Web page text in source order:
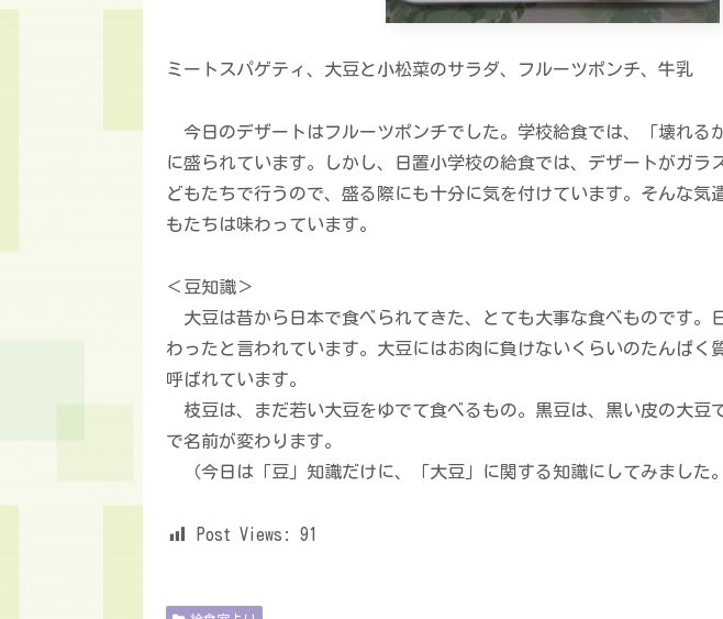
ミートスパゲティ、大豆と小松菜のサラダ、フルーツポンチ、牛乳
今日のデザートはフルーツポンチでした。学校給食では、「壊れる
に盛られています。しかし、日置小学校の給食では、デザートがガラ
どもたちで行うので、盛る際にも十分に気を付けています。そんな気
もたちは味わっています。
＜豆知識＞
大豆は昔から日本で食べられてきた、とても大事な食べものです。
わったと言われています。大豆にはお肉に負けないくらいのたんぱく
呼ばれています。
枝豆は、まだ若い大豆をゆでて食べるもの。黒豆は、黒い皮の大豆
で名前が変わります。
（今日は「豆」知識だけに、「大豆」に関する知識にしてみました。
Post Views: 91